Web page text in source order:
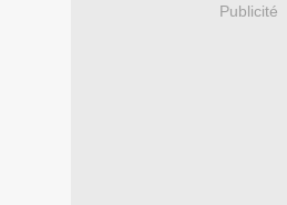
Publicité